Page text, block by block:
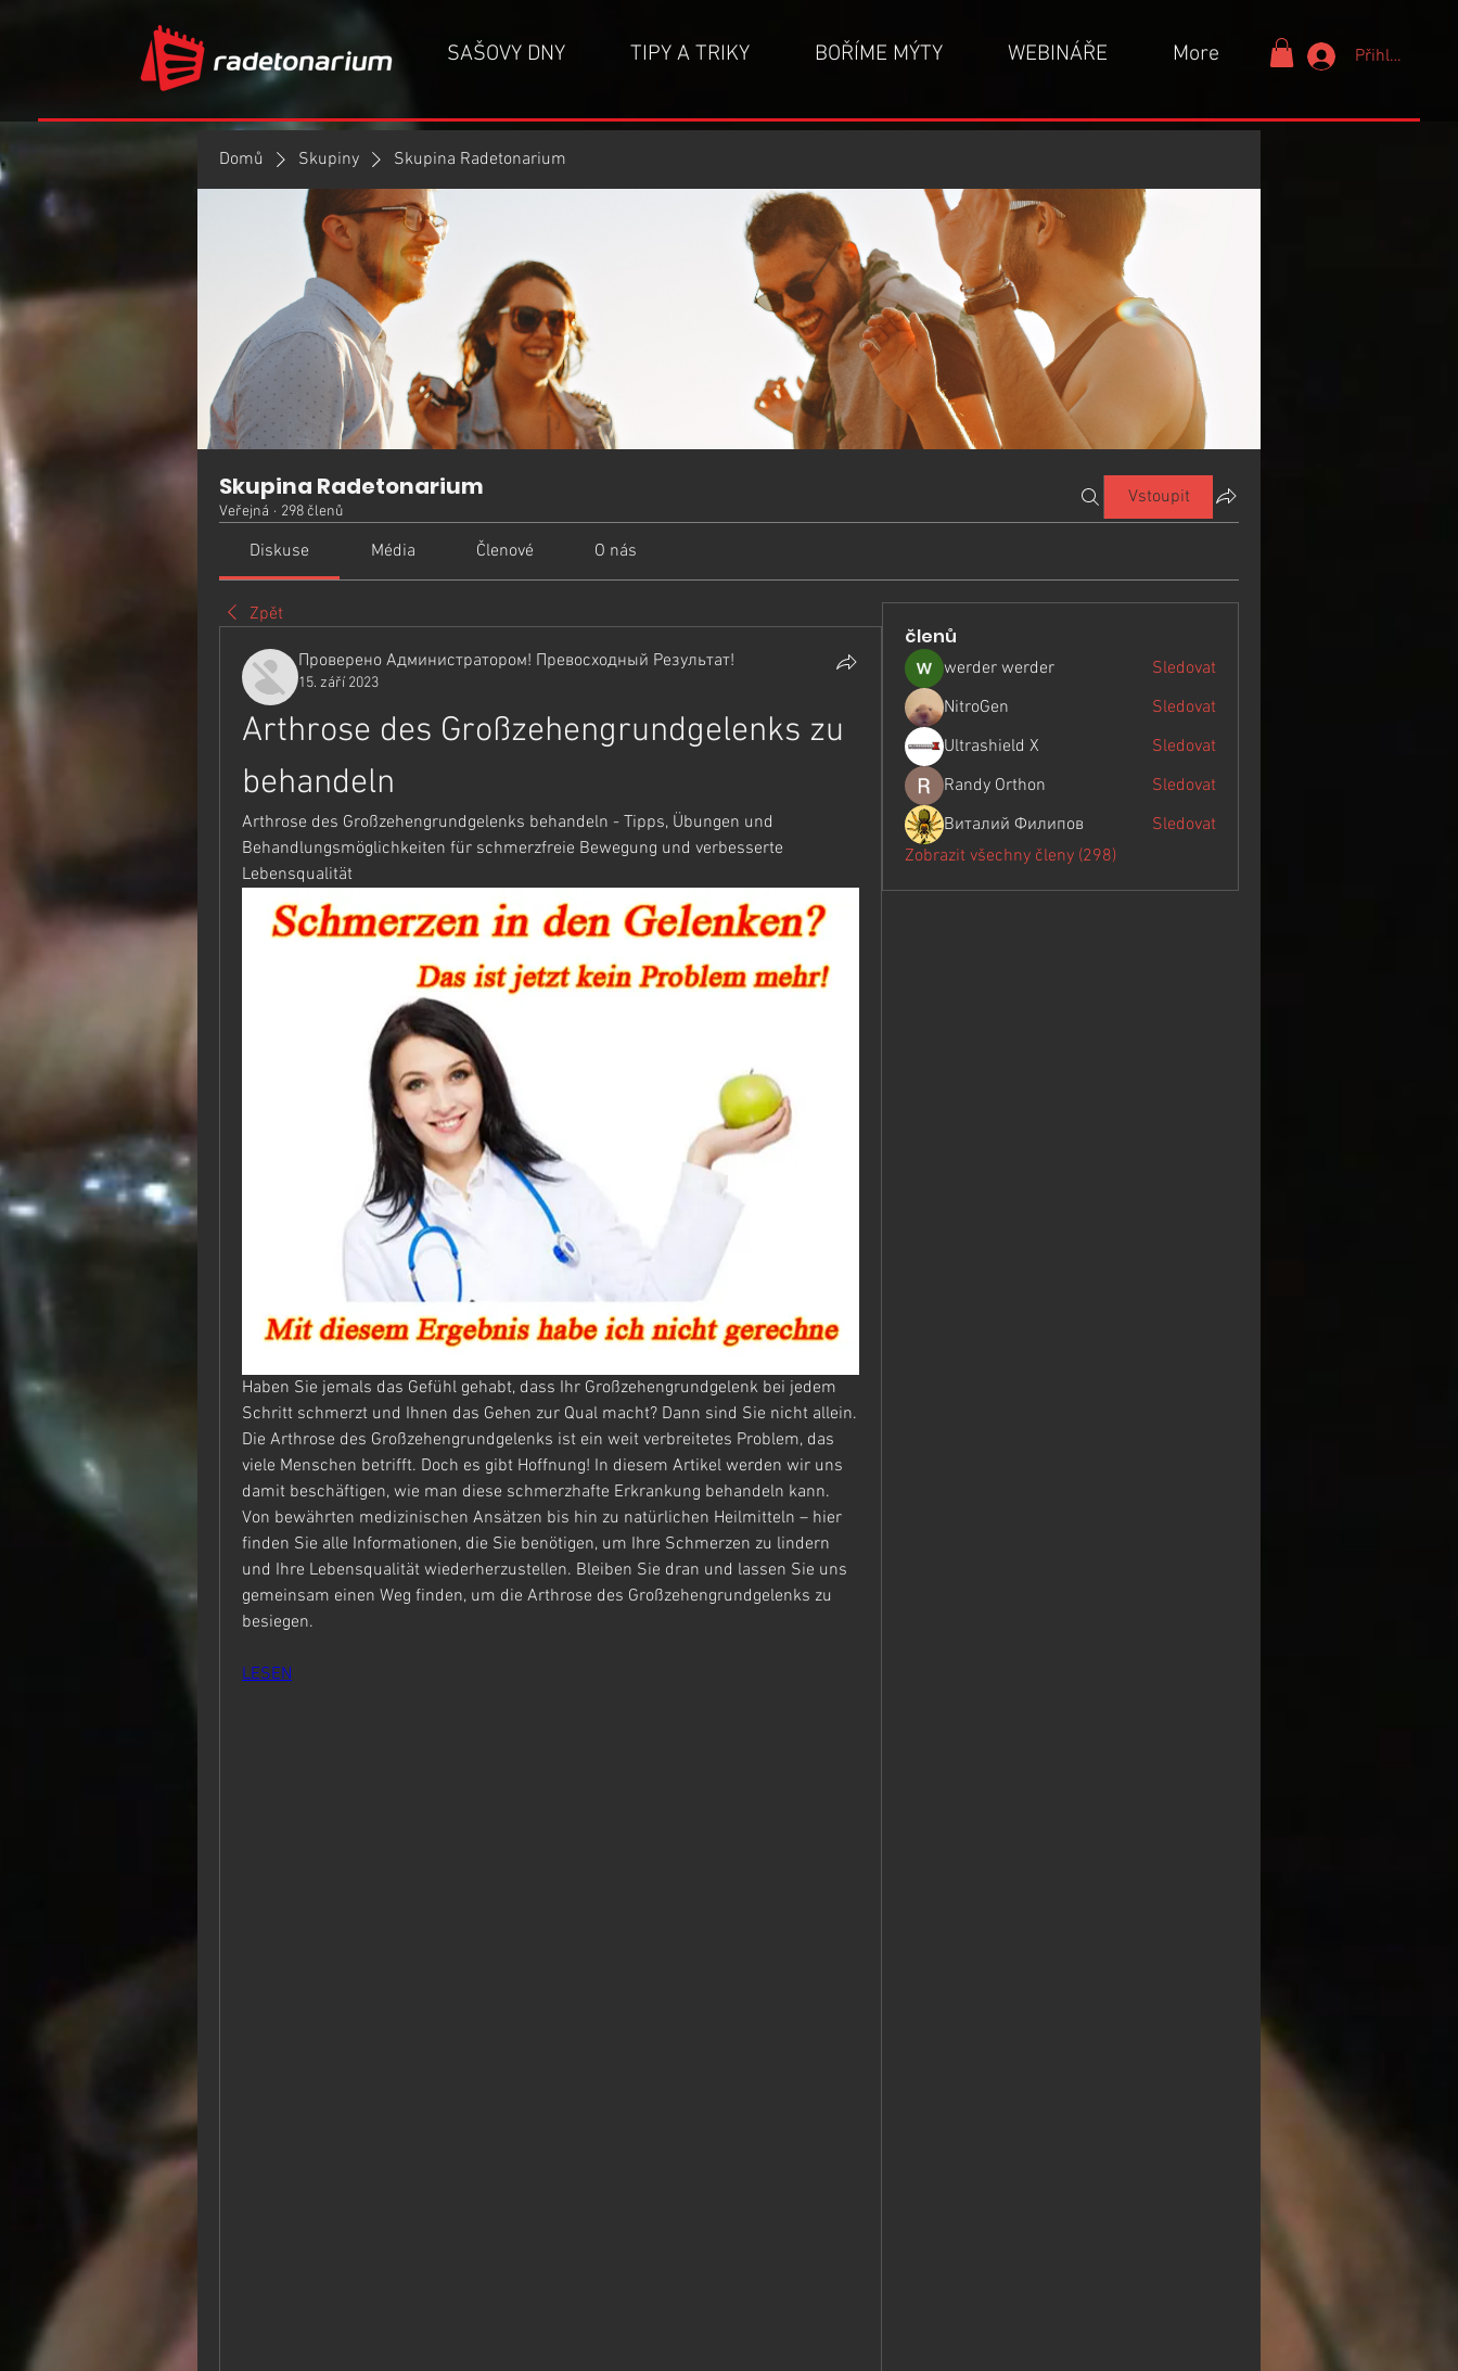
SAŠOVY DNY TIPY A TRIKY BOŘÍME MÝTY WEBINÁŘE More Přihlášení
Domů Skupiny Skupina Radetonarium
Skupina Radetonarium
Veřejná · 298 členů
Vstoupit
Diskuse Média Členové O nás
Zpět
Проверено Администратором! Превосходный Результат!
15. září 2023
Arthrose des Großzehengrundgelenks zu
behandeln
Arthrose des Großzehengrundgelenks behandeln - Tipps, Übungen und
Behandlungsmöglichkeiten für schmerzfreie Bewegung und verbesserte
Lebensqualität
Haben Sie jemals das Gefühl gehabt, dass Ihr Großzehengrundgelenk bei jedem
Schritt schmerzt und Ihnen das Gehen zur Qual macht? Dann sind Sie nicht allein.
Die Arthrose des Großzehengrundgelenks ist ein weit verbreitetes Problem, das
viele Menschen betrifft. Doch es gibt Hoffnung! In diesem Artikel werden wir uns
damit beschäftigen, wie man diese schmerzhafte Erkrankung behandeln kann.
Von bewährten medizinischen Ansätzen bis hin zu natürlichen Heilmitteln – hier
finden Sie alle Informationen, die Sie benötigen, um Ihre Schmerzen zu lindern
und Ihre Lebensqualität wiederherzustellen. Bleiben Sie dran und lassen Sie uns
gemeinsam einen Weg finden, um die Arthrose des Großzehengrundgelenks zu
besiegen.
LESEN
členů
werder werder
Sledovat
NitroGen
Sledovat
Ultrashield X
Sledovat
Randy Orthon
Sledovat
Виталий Филипов
Sledovat
Zobrazit všechny členy (298)